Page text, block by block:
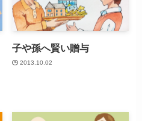
子や孫へ賢い贈与
2013.10.02